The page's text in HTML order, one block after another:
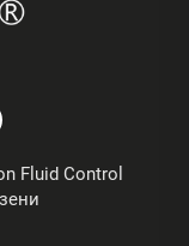
Fluid Control